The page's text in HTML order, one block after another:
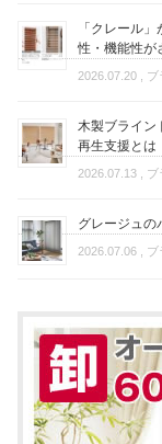
「クレール
性・機能性が
2026.07.20 , ブ
木製ブライン
再生支援とは
2026.07.13 , ブ
グレージュの
2026.07.06 , ブ